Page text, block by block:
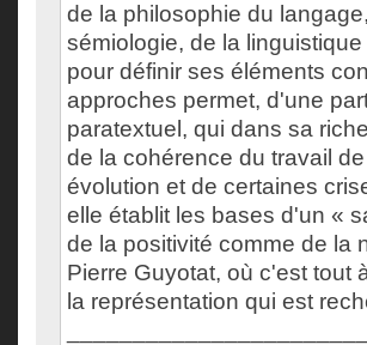
de la philosophie du
sémiologie, de la
pour définir ses éléments
approches permet, d'une
paratextuel, qui dans sa
de la cohérence du travail
évolution et de certaines
elle établit les bases d'un «
de la positivité comme de la
Pierre Guyotat, où c'est tout
la représentation qui est